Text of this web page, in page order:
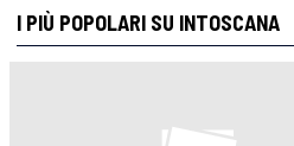
I PIÙ POPOLARI SU INTOSCANA